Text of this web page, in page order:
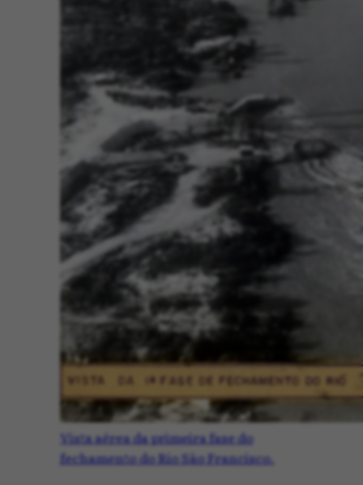
Vista aérea da primeira fase do
fechamento do Rio São Francisco.